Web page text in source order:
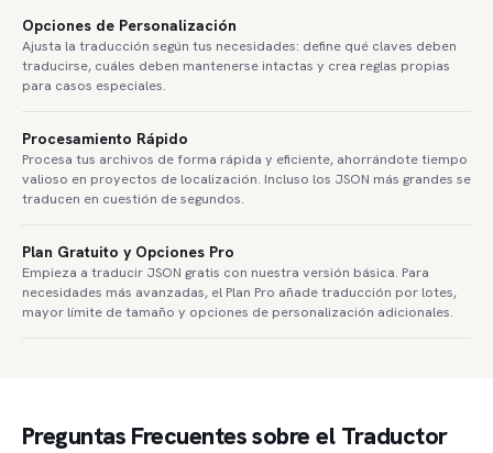
Opciones de Personalización
Ajusta la traducción según tus necesidades: define qué claves deben
traducirse, cuáles deben mantenerse intactas y crea reglas propias
para casos especiales.
Procesamiento Rápido
Procesa tus archivos de forma rápida y eficiente, ahorrándote tiempo
valioso en proyectos de localización. Incluso los JSON más grandes se
traducen en cuestión de segundos.
Plan Gratuito y Opciones Pro
Empieza a traducir JSON gratis con nuestra versión básica. Para
necesidades más avanzadas, el Plan Pro añade traducción por lotes,
mayor límite de tamaño y opciones de personalización adicionales.
Preguntas Frecuentes sobre el Traductor